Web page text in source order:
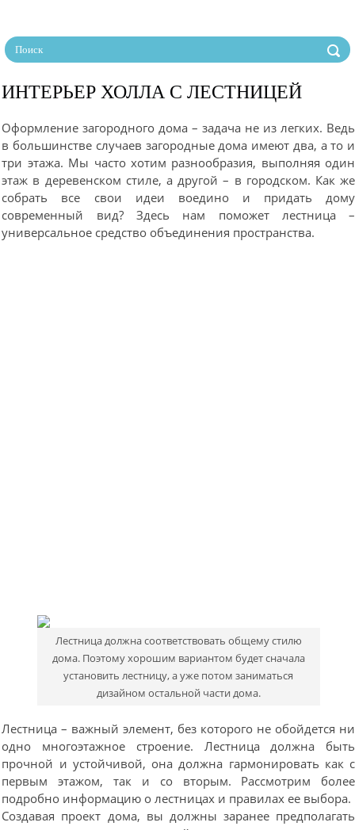
ИНТЕРЬЕР ХОЛЛА С ЛЕСТНИЦЕЙ
Оформление загородного дома – задача не из легких. Ведь
в большинстве случаев загородные дома имеют два, а то и
три этажа. Мы часто хотим разнообразия, выполняя один
этаж в деревенском стиле, а другой – в городском. Как же
собрать все свои идеи воедино и придать дому
современный вид? Здесь нам поможет лестница –
универсальное средство объединения пространства.
Лестница должна соответствовать общему стилю
дома. Поэтому хорошим вариантом будет сначала
установить лестницу, а уже потом заниматься
дизайном остальной части дома.
Лестница – важный элемент, без которого не обойдется ни
одно многоэтажное строение. Лестница должна быть
прочной и устойчивой, она должна гармонировать как с
первым этажом, так и со вторым. Рассмотрим более
подробно информацию о лестницах и правилах ее выбора.
Создавая проект дома, вы должны заранее предполагать